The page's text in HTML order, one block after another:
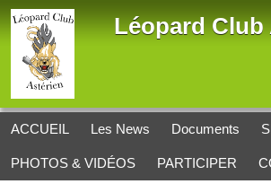
Léopard Club
ACCUEIL Les News Documents
PHOTOS & VIDÉOS PARTICIPER
Panneau de gestion des cookies